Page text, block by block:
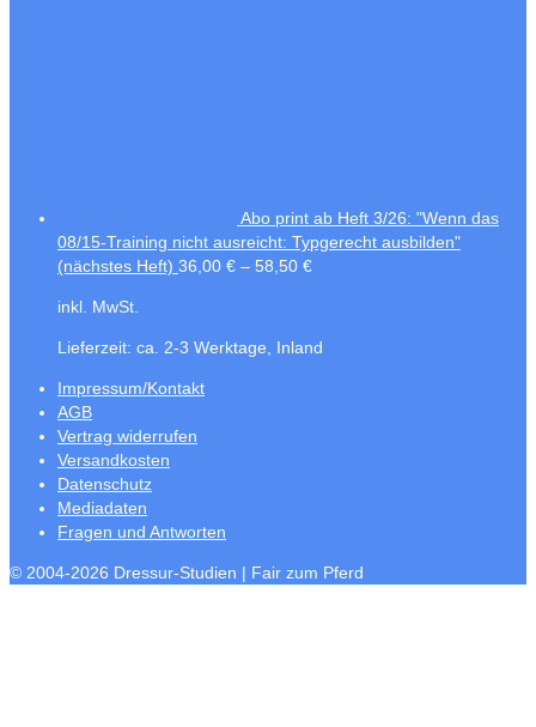
Abo print ab Heft 3/26: "Wenn das
08/15-Training nicht ausreicht: Typgerecht ausbilden"
(nächstes Heft) 36,00 € – 58,50 €
inkl. MwSt.
Lieferzeit: ca. 2-3 Werktage, Inland
Impressum/Kontakt
AGB
Vertrag widerrufen
Versandkosten
Datenschutz
Mediadaten
Fragen und Antworten
© 2004-2026 Dressur-Studien | Fair zum Pferd